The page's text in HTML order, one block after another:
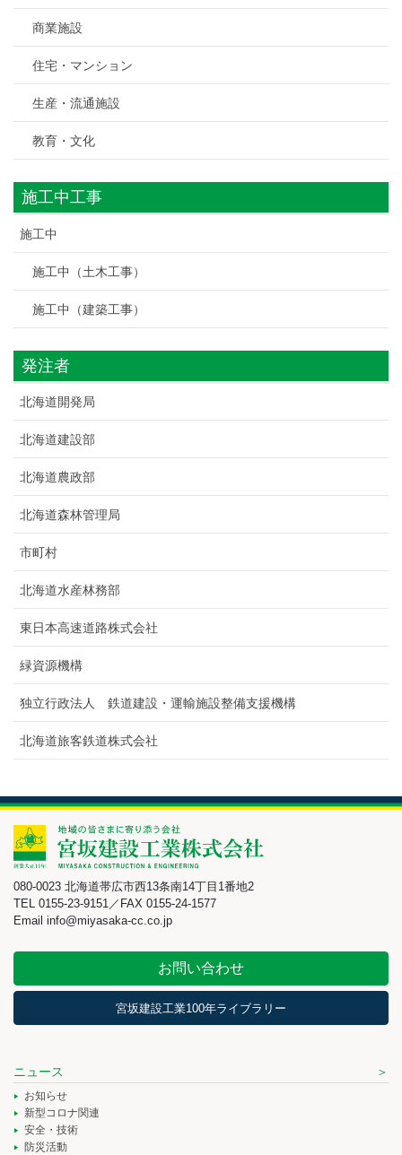
商業施設
住宅・マンション
生産・流通施設
教育・文化
施工中工事
施工中
施工中（土木工事）
施工中（建築工事）
発注者
北海道開発局
北海道建設部
北海道農政部
北海道森林管理局
市町村
北海道水産林務部
東日本高速道路株式会社
緑資源機構
独立行政法人 鉄道建設・運輸施設整備支援機構
北海道旅客鉄道株式会社
080-0023 北海道帯広市西13条南14丁目1番地2
TEL 0155-23-9151／FAX 0155-24-1577
Email info@miyasaka-cc.co.jp
お問い合わせ
宮坂建設工業100年ライブラリー
ニュース
お知らせ
新型コロナ関連
安全・技術
防災活動